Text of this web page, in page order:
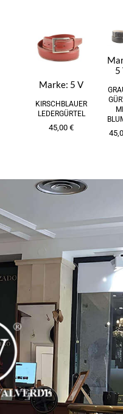
Marke: 5 V
KIRSCHBLAUER
LEDERGÜRTEL
45,00 €
5